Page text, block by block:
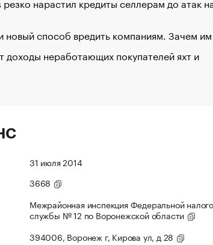
новый способ вредить компаниям. Зачем
доходы неработающих покупателей яхт и
31 июля 2014
3668
Межрайонная инспекция Федеральной
службы № 12 по Воронежской области
394006, Воронеж г, Кирова ул, д 28